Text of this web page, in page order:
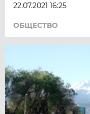
22.07.2021 16:25
ОБЩЕСТВО